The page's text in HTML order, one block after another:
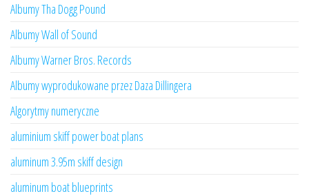
Albumy Tha Dogg Pound
Albumy Wall of Sound
Albumy Warner Bros. Records
Albumy wyprodukowane przez Daza Dillingera
Algorytmy numeryczne
aluminium skiff power boat plans
aluminum 3.95m skiff design
aluminum boat blueprints